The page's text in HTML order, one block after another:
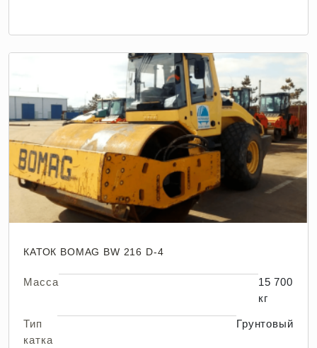
КАТОК BOMAG BW 216 D-4
Масса
15 700
кг
Тип
катка
Грунтовый